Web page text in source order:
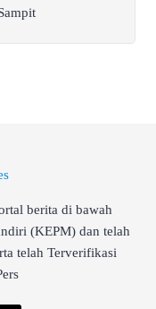
berita di bawah
(KEPM) dan telah
telah Terverifikasi